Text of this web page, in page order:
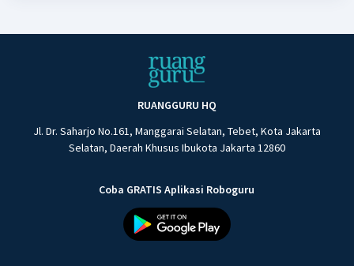
RUANGGURU HQ
Jl. Dr. Saharjo No.161, Manggarai Selatan, Tebet, Kota Jakarta
Selatan, Daerah Khusus Ibukota Jakarta 12860
Coba GRATIS Aplikasi Roboguru